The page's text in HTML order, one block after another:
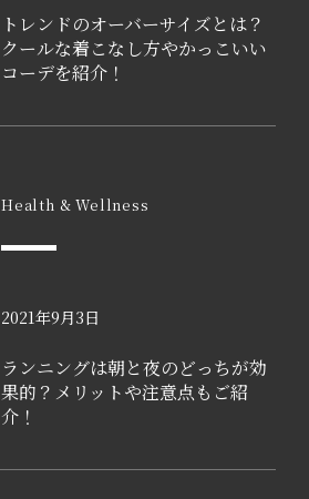
トレンドのオーバーサイズとは？
クールな着こなし方やかっこいい
コーデを紹介！
Health & Wellness
2021年9月3日
ランニングは朝と夜のどっちが効
果的？メリットや注意点もご紹
介！